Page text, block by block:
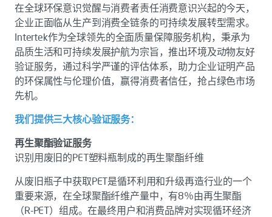
在全球环保意识觉醒与消费者责任消费意识兴起的今天，
企业正面临从生产到消费全链条的可持续发展转型需求。
Intertek作为全球领先的全面质量保障服务机构，秉承为
品质生活和可持续发展护航为宗旨，推出环境及动物友好
验证服务，通过科学严谨的评估体系，助力企业证明产品
的环保属性与伦理价值，赢得消费者信任，抢占绿色市场
先机。
我们提供三大核心验证服务：
再生聚酯验证服务
识别用废旧的PET塑料瓶制成的再生聚酯纤维
从废旧瓶子中获取PET是循环利用和升级再造行业的一个
重要来源，在全球聚酯纤维产量中，有8％由再生聚酯
（R-PET）组成。在最终用户和消费品牌对实现循环经济